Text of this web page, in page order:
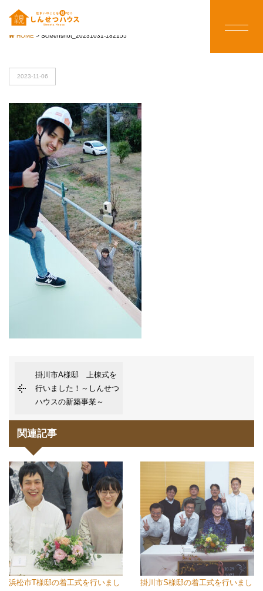
HOME > Screenshot_20231031-182155
2023-11-06
掛川市A様邸 上棟式を
行いました！～しんせつ
ハウスの新築事業～
関連記事
浜松市T様邸の着工式を行いまし
掛川市S様邸の着工式を行いまし